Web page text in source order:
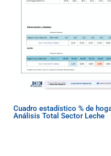
Cuadro estadístico % de
Análisis Total Sector Leche